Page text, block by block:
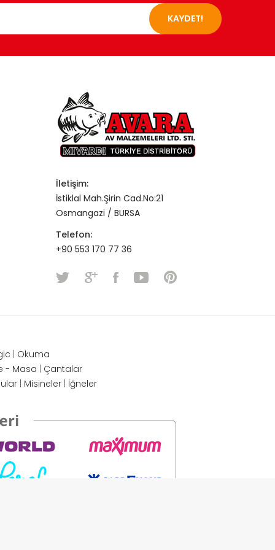
KAYDET!
İletişim:
İstiklal Mah.Şirin Cad.No:21
Osmangazi / BURSA
Telefon:
+90 553 170 77 36
| Okuma
- Masa | Çantalar
| Misineler | İğneler